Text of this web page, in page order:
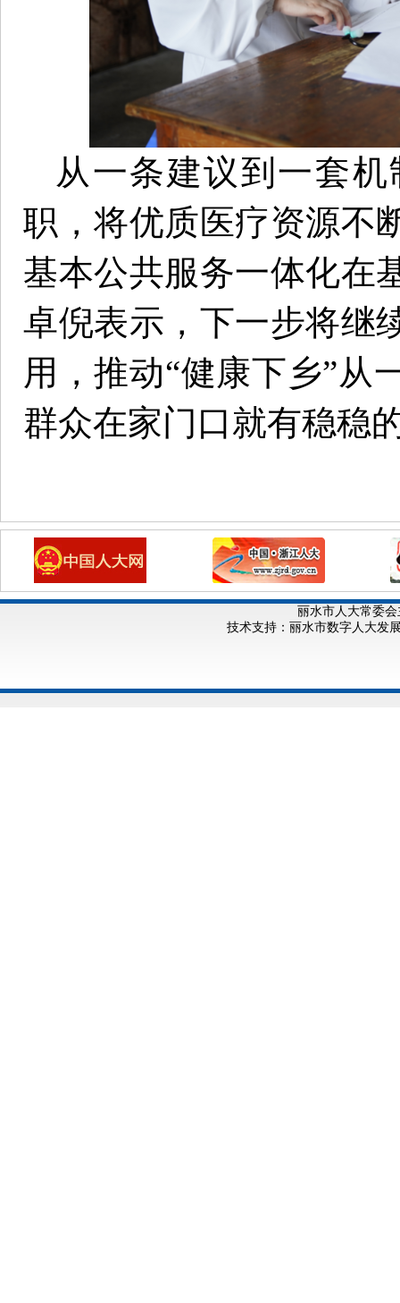
从一条建议到一套
职，将优质医疗资源不
基本公共服务一体化在
卓倪表示，下一步将继
用，推动“健康下乡”从
群众在家门口就有稳稳
丽水市人大常委会
技术支持：丽水市数字人大发